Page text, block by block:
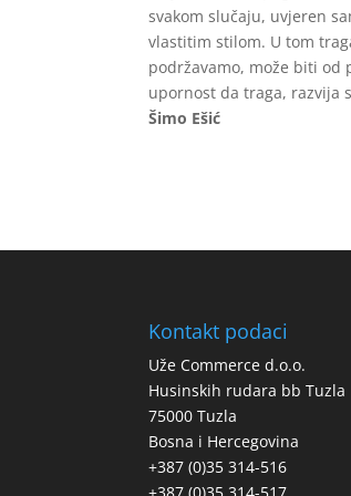
svakom slučaju, uvjeren
vlastitim stilom. U tom
podržavamo, može biti od
upornost da traga, razvija
Šimo Ešić
Kontakt podaci
Uže Commerce d.o.o.
Husinskih rudara bb Tuzla
75000 Tuzla
Bosna i Hercegovina
+387 (0)35 314-516